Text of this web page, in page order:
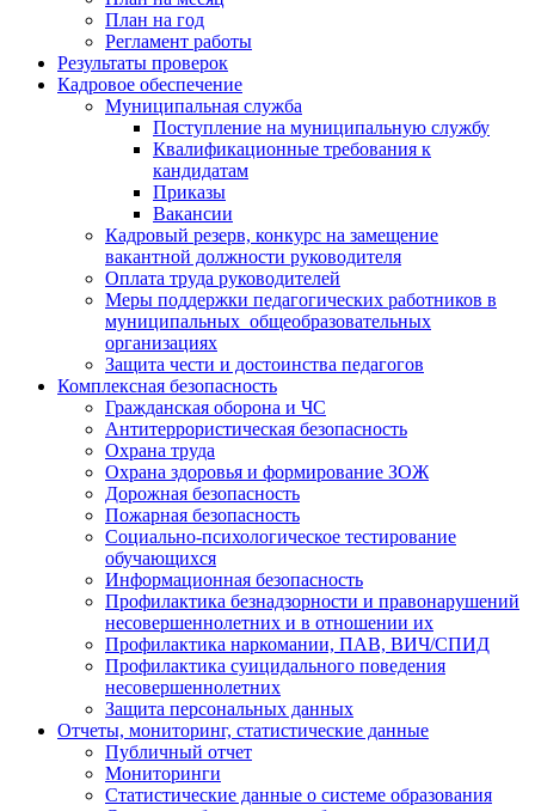
План на год
Регламент работы
Результаты проверок
Кадровое обеспечение
Муниципальная служба
Поступление на муниципальную службу
Квалификационные требования к
кандидатам
Приказы
Вакансии
Кадровый резерв, конкурс на замещение
вакантной должности руководителя
Оплата труда руководителей
Меры поддержки педагогических работников в
муниципальных общеобразовательных
организациях
Защита чести и достоинства педагогов
Комплексная безопасность
Гражданская оборона и ЧС
Антитеррористическая безопасность
Охрана труда
Охрана здоровья и формирование ЗОЖ
Дорожная безопасность
Пожарная безопасность
Социально-психологическое тестирование
обучающихся
Информационная безопасность
Профилактика безнадзорности и правонарушений
несовершеннолетних и в отношении их
Профилактика наркомании, ПАВ, ВИЧ/СПИД
Профилактика суицидального поведения
несовершеннолетних
Защита персональных данных
Отчеты, мониторинг, статистические данные
Публичный отчет
Мониторинги
Статистические данные о системе образования